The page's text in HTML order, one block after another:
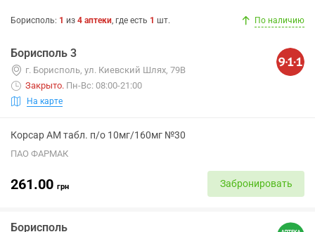
Борисполь: 1 из 4 аптеки, где есть 1 шт. По наличию
Борисполь 3
г. Борисполь, ул. Киевский Шлях, 79В
Закрыто. Пн-Вс: 08:00-21:00
На карте
Корсар АМ табл. п/о 10мг/160мг №30
ПАО ФАРМАК
261.00 грн Забронировать
Борисполь